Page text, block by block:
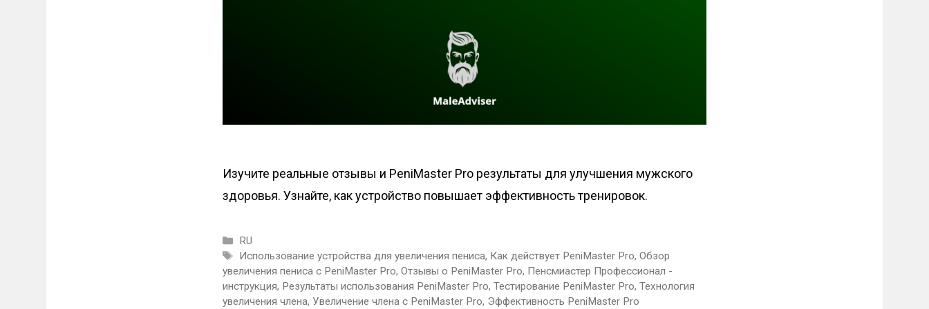
Изучите реальные отзывы и PeniMaster Pro результаты для улучшения мужского
здоровья. Узнайте, как устройство повышает эффективность тренировок.
Categories
RU
Tags
Использование устройства для увеличения пениса, Как действует PeniMaster Pro,Обзор
увеличения пениса с PeniMaster Pro, Отзывы о PeniMaster Pro, Пенсмиастер Профессионал -
инструкция, Результаты использования PeniMaster Pro, Тестирование PeniMaster Pro, Технология
увеличения члена, Увеличение члена с PeniMaster Pro, Эффективность PeniMaster Pro